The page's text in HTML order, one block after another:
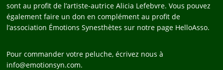
sont au profit de l’artiste-autrice Alicia Lefebvre. Vous pouvez
également faire un don en complément au profit de
l’association Émotions Synesthètes sur notre page HelloAsso.
Pour commander votre peluche, écrivez nous à
info@emotionsyn.com.